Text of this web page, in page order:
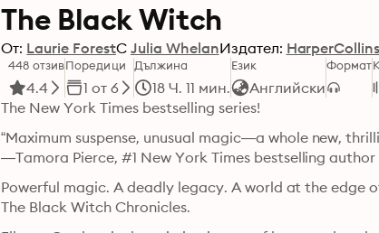
The Black Witch
От: Laurie ForestС Julia WhelanИздател: HarperCollins
448 отзив
4.4
Поредици
1 от 6
Дължина
18 Ч. 11 мин.
Език
Английски
Формат
The New York Times bestselling series!
“Maximum suspense, unusual magic—a whole new,
—Tamora Pierce, #1 New York Times bestselling author
Powerful magic. A deadly legacy. A world at the edge
The Black Witch Chronicles.